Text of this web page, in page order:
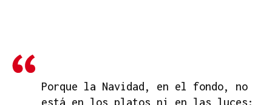
Porque la Navidad, en el fondo, no
está en los platos ni en las luces: